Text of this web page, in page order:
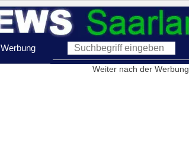
Werbung
Weiter nach der Werbung